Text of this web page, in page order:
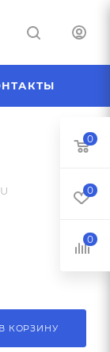
В КОРЗИНУ
0
0
0